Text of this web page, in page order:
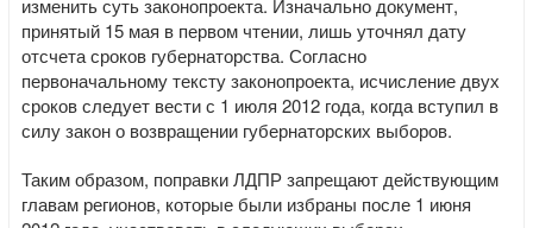
изменить суть законопроекта. Изначально документ,
принятый 15 мая в первом чтении, лишь уточнял дату
отсчета сроков губернаторства. Согласно
первоначальному тексту законопроекта, исчисление двух
сроков следует вести с 1 июля 2012 года, когда вступил в
силу закон о возвращении губернаторских выборов.
Таким образом, поправки ЛДПР запрещают действующим
главам регионов, которые были избраны после 1 июня